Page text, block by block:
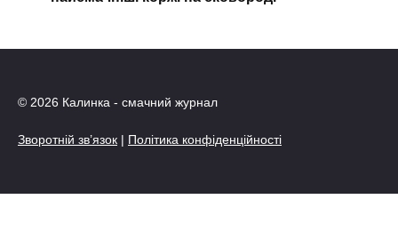
© 2026 Калинка - смачний журнал
Зворотній зв’язок | Політика конфіденційності